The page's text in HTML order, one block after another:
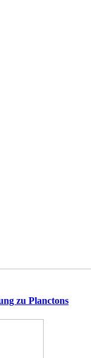
zu Planctons